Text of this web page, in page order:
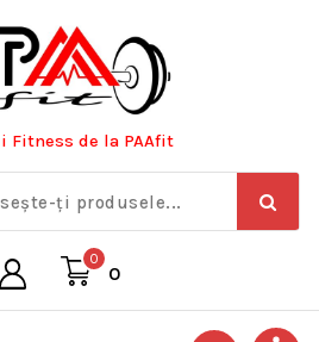
Fitness de la PAAfit
0
0